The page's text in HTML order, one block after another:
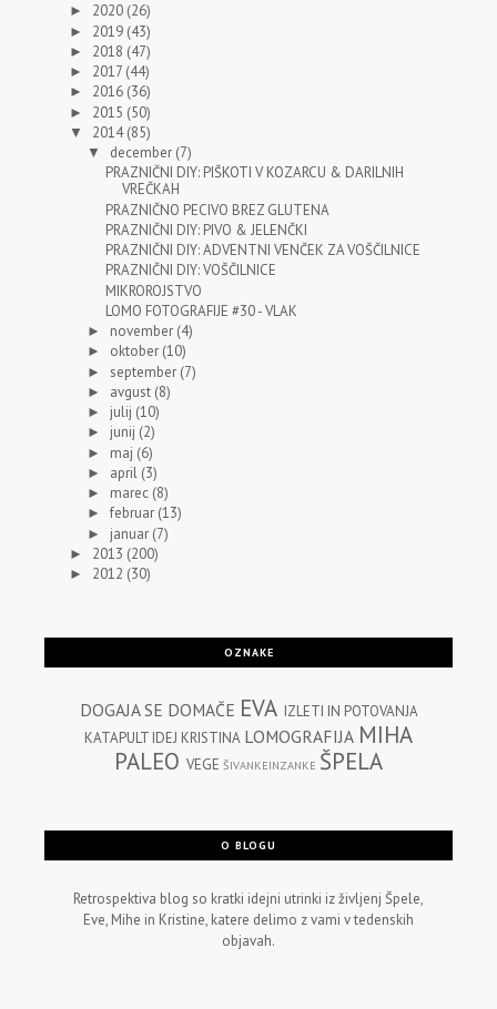
► 2020 (26)
► 2019 (43)
► 2018 (47)
► 2017 (44)
► 2016 (36)
► 2015 (50)
▼ 2014(85)
▼ december (7)
PRAZNIČNI DIY: PIŠKOTI V KOZARCU & DARILNIH
VREČKAH
PRAZNIČNO PECIVO BREZ GLUTENA
PRAZNIČNI DIY: PIVO & JELENČKI
PRAZNIČNI DIY: ADVENTNI VENČEK ZA VOŠČILNICE
PRAZNIČNI DIY: VOŠČILNICE
MIKROROJSTVO
LOMO FOTOGRAFIJE #30 - VLAK
► november (4)
► oktober (10)
► september (7)
► avgust (8)
► julij (10)
► junij (2)
► maj (6)
► april (3)
► marec (8)
►februar (13)
► januar (7)
► 2013 (200)
► 2012 (30)
OZNAKE
DOGAJA SE DOMAČE EVA IZLETI IN POTOVANJA
KATAPULT IDEJ KRISTINA LOMOGRAFIJA MIHA
PALEO VEGE ŠIVANKEINZANKE ŠPELA
O BLOGU
Retrospektiva blog so kratki idejni utrinki iz življenj Špele,
Eve, Mihe in Kristine, katere delimo z vami v tedenskih
objavah.